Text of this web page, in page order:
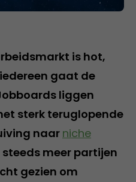
is hot,
gaat de
liggen
sterk teruglopende
naar niche
steeds meer partijen
gezien om